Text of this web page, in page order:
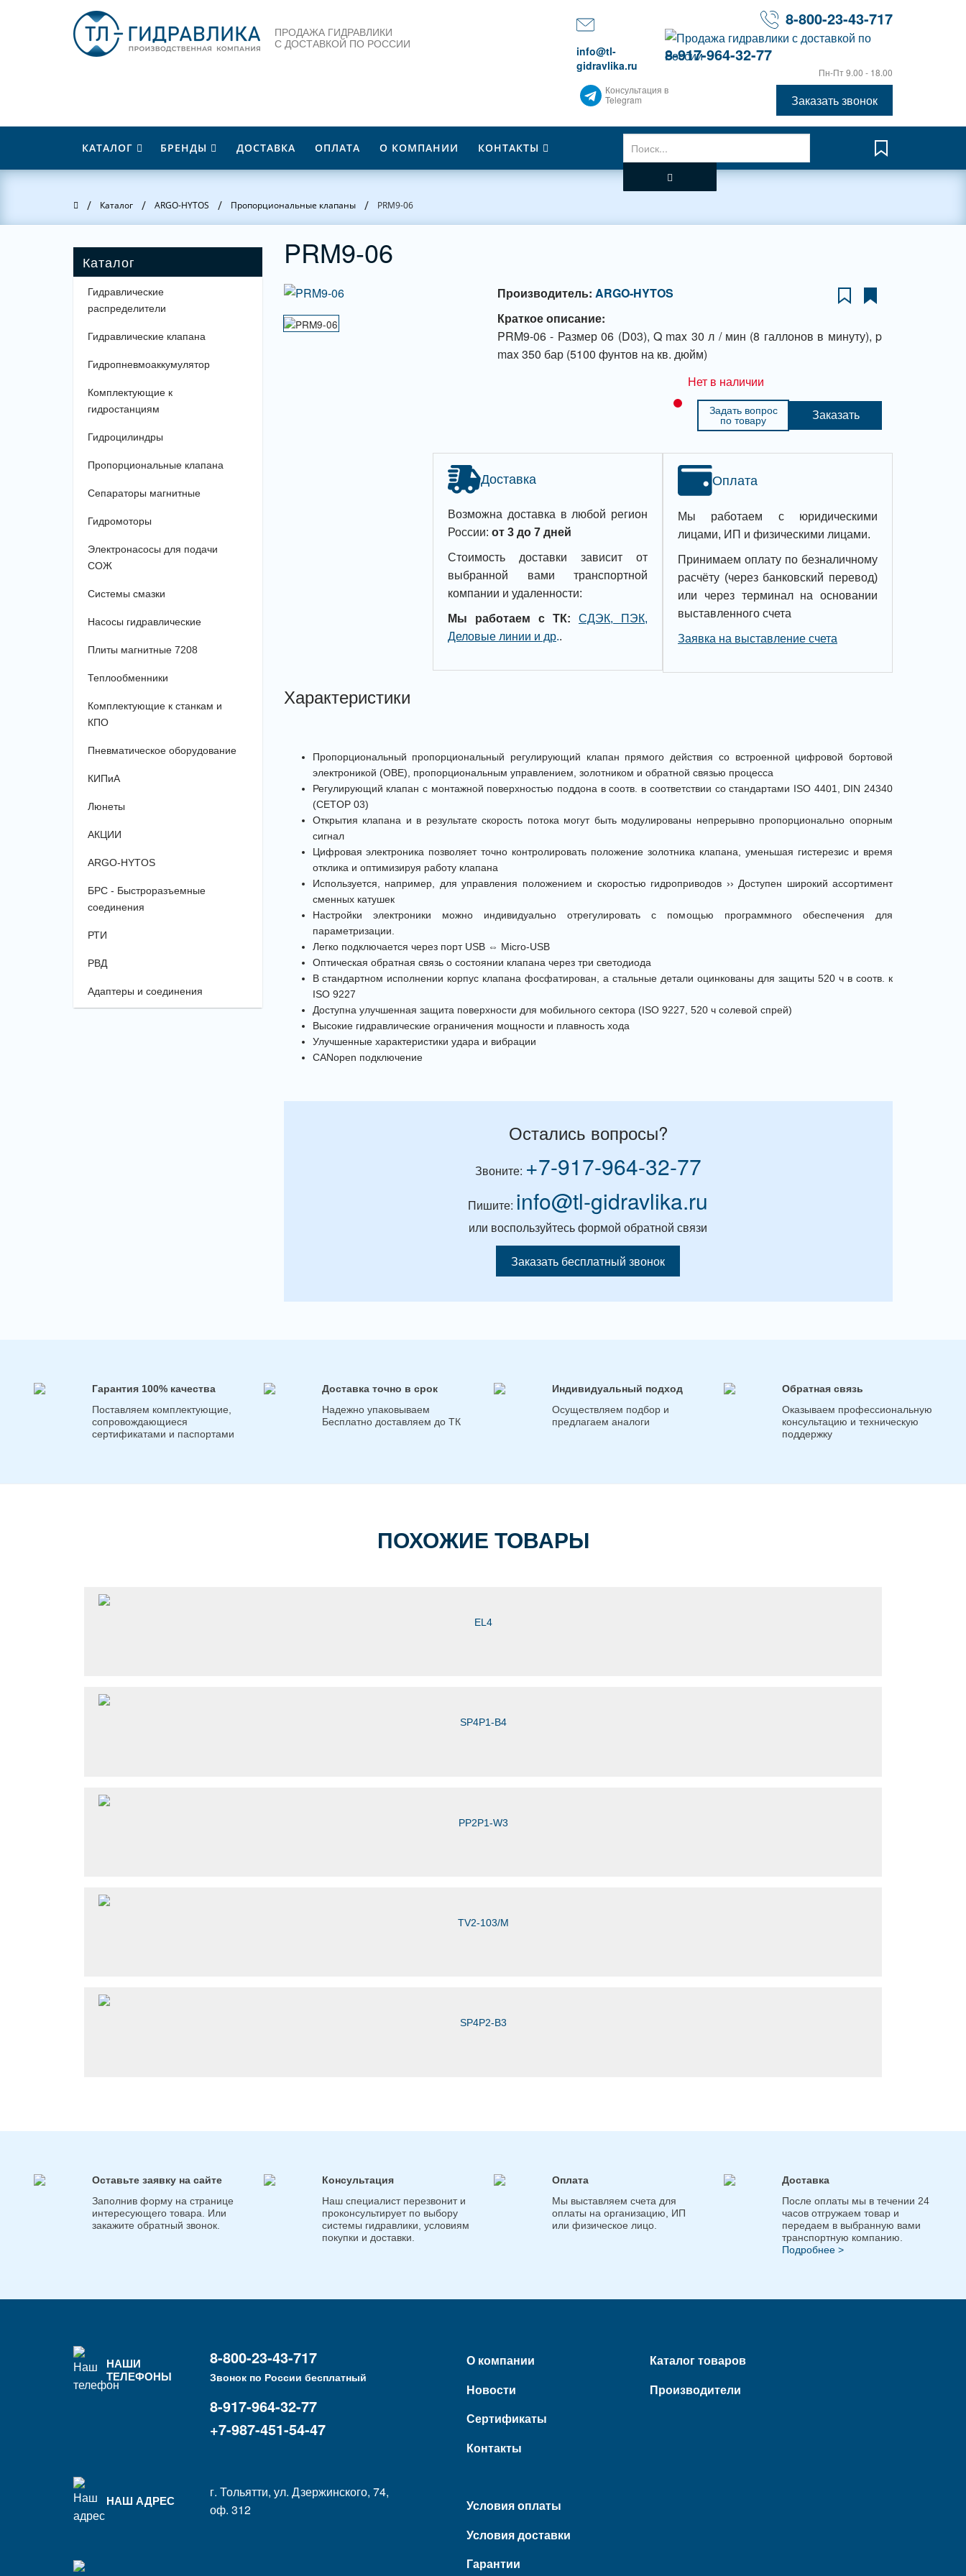
ПРОДАЖА ГИДРАВЛИКИ
С ДОСТАВКОЙ ПО РОССИИ
info@tl-
gidravlika.ru
8-800-23-43-717
8-917-964-32-77
Пн-Пт 9.00 - 18.00
Консультация в
Telegram
Заказать звонок
КАТАЛОГ БРЕНДЫ ДОСТАВКА ОПЛАТА О КОМПАНИИ КОНТАКТЫ
Главная
/ Каталог / ARGO-HYTOS / Пропорциональные клапаны / PRM9-06
Гидравлические
распределители
Гидравлические клапана
Гидропневмоаккумулятор
Комплектующие к
гидростанциям
Гидроцилиндры
Пропорциональные клапана
Сепараторы магнитные
Гидромоторы
Электронасосы для подачи
СОЖ
Системы смазки
Насосы гидравлические
Плиты магнитные 7208
Теплообменники
Комплектующие к станкам и
КПО
Пневматическое оборудование
КИПиА
Люнеты
АКЦИИ
ARGO-HYTOS
БРС - Быстроразъемные
соединения
РТИ
РВД
Адаптеры и соединения
PRM9-06
Производитель: ARGO-HYTOS
Краткое описание:
PRM9-06 - Размер 06 (D03), Q max 30 л / мин (8 галлонов в минуту), p
max 350 бар (5100 фунтов на кв. дюйм)
Нет в наличии
Задать вопрос
по товару
Заказать
Оплата
Мы работаем с юридическими
лицами, ИП и физическими лицами.
Принимаем оплату по безналичному
расчёту (через банковский перевод)
или через терминал на основании
выставленного счета
Заявка на выставление счета
Доставка
Возможна доставка в любой регион
России: от 3 до 7 дней
Стоимость доставки зависит от
выбранной вами транспортной
компании и удаленности:
Мы работаем с ТК:
СДЭК, ПЭК,
Деловые линии и др..
Характеристики
Пропорциональный пропорциональный регулирующий клапан прямого действия со встроенной цифровой бортовой
электроникой (OBE), пропорциональным управлением, золотником и обратной связью процесса
Регулирующий клапан с монтажной поверхностью поддона в соотв. в соответствии со стандартами ISO 4401, DIN 24340
(CETOP 03)
Открытия клапана и в результате скорость потока могут быть модулированы непрерывно пропорционально опорным
сигнал
Цифровая электроника позволяет точно контролировать положение золотника клапана, уменьшая гистерезис и время
отклика и оптимизируя работу клапана
Используется, например, для управления положением и скоростью гидроприводов ›› Доступен широкий ассортимент
сменных катушек
Настройки электроники можно индивидуально отрегулировать с помощью программного обеспечения для
параметризации.
Легко подключается через порт USB ⇔ Micro-USB
Оптическая обратная связь о состоянии клапана через три светодиода
В стандартном исполнении корпус клапана фосфатирован, а стальные детали оцинкованы для защиты 520 ч в соотв. к
ISO 9227
Доступна улучшенная защита поверхности для мобильного сектора (ISO 9227, 520 ч солевой спрей)
Высокие гидравлические ограничения мощности и плавность хода
Улучшенные характеристики удара и вибрации
CANopen подключение
Остались вопросы?
Звоните: +7-917-964-32-77
Пишите: info@tl-gidravlika.ru
или воспользуйтесь формой обратной связи
Заказать бесплатный звонок
Гарантия 100% качества
Поставляем комплектующие,
сопровождающиеся
сертификатами и паспортами
Доставка точно в срок
Надежно упаковываем
Бесплатно доставляем до ТК
Индивидуальный подход
Осуществляем подбор и
предлагаем аналоги
Обратная связь
Оказываем профессиональную
консультацию и техническую
поддержку
ПОХОЖИЕ ТОВАРЫ
EL4
SP4P1-B4
PP2P1-W3
TV2-103/M
SP4P2-B3
Оставьте заявку на сайте
Заполнив форму на странице
интересующего товара. Или
закажите обратный звонок.
Консультация
Наш специалист перезвонит и
проконсультирует по выбору
системы гидравлики, условиям
покупки и доставки.
Оплата
Мы выставляем счета для
оплаты на организацию, ИП
или физическое лицо.
Доставка
После оплаты мы в течении 24
часов отгружаем товар и
передаем в выбранную вами
транспортную компанию.
Подробнее >
НАШИ
ТЕЛЕФОНЫ
8-800-23-43-717
Звонок по России бесплатный
8-917-964-32-77
+7-987-451-54-47
НАШ АДРЕС
г. Тольятти, ул. Дзержинского, 74,
оф. 312
О компании
Новости
Сертификаты
Контакты
Условия оплаты
Условия доставки
Гарантии
Каталог товаров
Производители